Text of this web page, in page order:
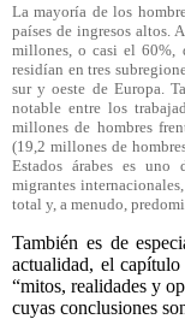
La mayoría de los
países de ingresos altos.
millones, o casi el 60%,
residían en tres
sur y oeste de Europa.
notable entre los
millones de hombres
(19,2 millones de
Estados árabes es uno
migrantes
total y, a menudo,
También es de
actualidad, el
“mitos, realidades y
cuyas conclusiones